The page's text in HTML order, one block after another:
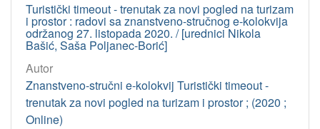
Turistički timeout - trenutak za novi pogled na turizam
i prostor : radovi sa znanstveno-stručnog e-kolokvija
održanog 27. listopada 2020. / [urednici Nikola
Bašić, Saša Poljanec-Borić]
Autor
Znanstveno-stručni e-kolokvij Turistički timeout -
trenutak za novi pogled na turizam i prostor ; (2020 ;
Online)